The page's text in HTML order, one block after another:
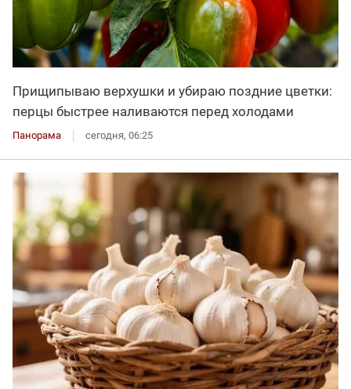
Прищипываю верхушки и убираю поздние цветки:
перцы быстрее наливаются перед холодами
Панорама сегодня, 06:25